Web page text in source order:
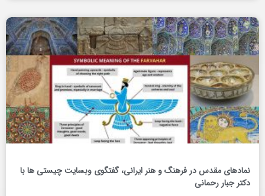
نمادهای مقدس در فرهنگ و هنر ایرانی، گفتگوی وبسایت چیستی ها با
دکتر جبار رحمانی